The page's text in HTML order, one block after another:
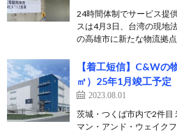
24時間体制でサービス提
スは4月3日、台湾の現地
の高雄市に新たな物流拠
【着工短信】C&Wの
㎡）25年1月竣工予定
2023.08.01
茨城・つくば市内で2件目
マン・アンド・ウェイク